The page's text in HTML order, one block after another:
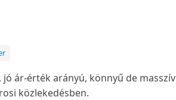
ár-érték arányú, könnyű de masszív
közlekedésben.